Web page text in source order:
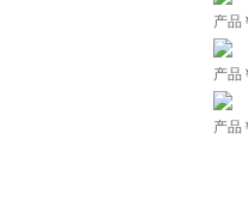
产品
产品
产品